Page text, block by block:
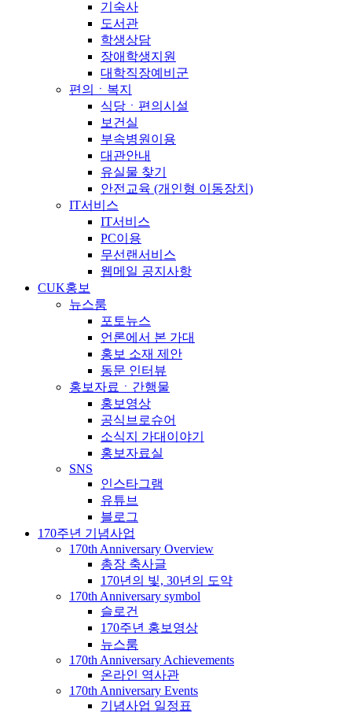
기숙사
도서관
학생상담
장애학생지원
대학직장예비군
편의ㆍ복지
식당ㆍ편의시설
보건실
부속병원이용
대관안내
유실물 찾기
안전교육 (개인형 이동장치)
IT서비스
IT서비스
PC이용
무선랜서비스
웹메일 공지사항
CUK홍보
뉴스룸
포토뉴스
언론에서 본 가대
홍보 소재 제안
동문 인터뷰
홍보자료ㆍ간행물
홍보영상
공식브로슈어
소식지 가대이야기
홍보자료실
SNS
인스타그램
유튜브
블로그
170주년 기념사업
170th Anniversary Overview
총장 축사글
170년의 빛, 30년의 도약
170th Anniversary symbol
슬로건
170주년 홍보영상
뉴스룸
170th Anniversary Achievements
온라인 역사관
170th Anniversary Events
기념사업 일정표